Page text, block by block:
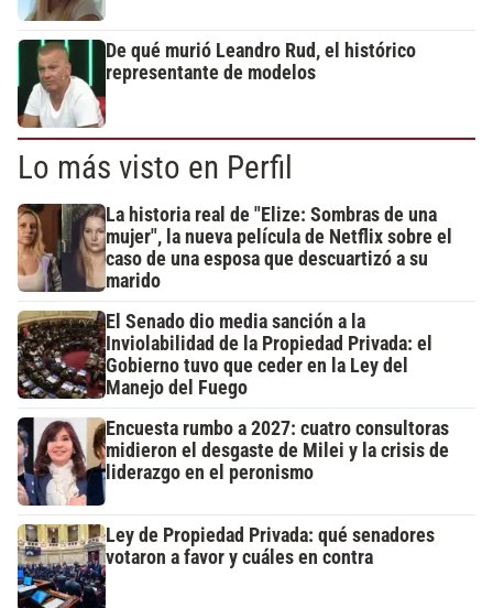
De qué murió Leandro Rud, el histórico
representante de modelos
Lo más visto en Perfil
La historia real de "Elize: Sombras de una
mujer", la nueva película de Netflix sobre el
caso de una esposa que descuartizó a su
marido
El Senado dio media sanción a la
Inviolabilidad de la Propiedad Privada: el
Gobierno tuvo que ceder en la Ley del
Manejo del Fuego
Encuesta rumbo a 2027: cuatro consultoras
midieron el desgaste de Milei y la crisis de
liderazgo en el peronismo
Ley de Propiedad Privada: qué senadores
votaron a favor y cuáles en contra